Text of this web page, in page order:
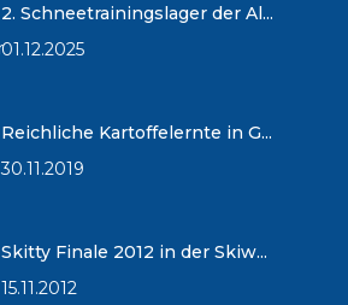
2. Schneetrainingslager der Al...
01.12.2025
Reichliche Kartoffelernte in G...
30.11.2019
Skitty Finale 2012 in der Skiw...
15.11.2012